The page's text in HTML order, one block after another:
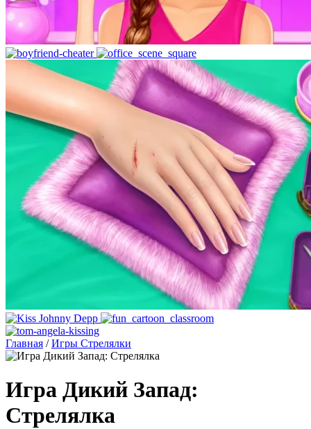
Главная / Игры Стрелялки
Игра Дикий Запад:
Стрелялка